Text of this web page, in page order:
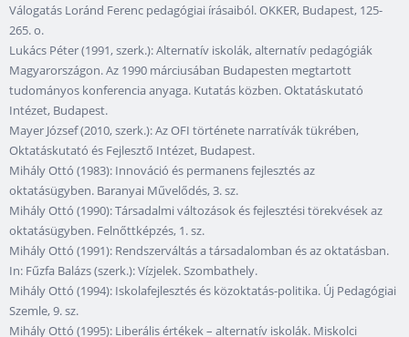
Válogatás Loránd Ferenc pedagógiai írásaiból. OKKER, Budapest, 125-
265. o.
Lukács Péter (1991, szerk.): Alternatív iskolák, alternatív pedagógiák
Magyarországon. Az 1990 márciusában Budapesten megtartott
tudományos konferencia anyaga. Kutatás közben. Oktatáskutató
Intézet, Budapest.
Mayer József (2010, szerk.): Az OFI története narratívák tükrében,
Oktatáskutató és Fejlesztő Intézet, Budapest.
Mihály Ottó (1983): Innováció és permanens fejlesztés az
oktatásügyben. Baranyai Művelődés, 3. sz.
Mihály Ottó (1990): Társadalmi változások és fejlesztési törekvések az
oktatásügyben. Felnőttképzés, 1. sz.
Mihály Ottó (1991): Rendszerváltás a társadalomban és az oktatásban.
In: Fűzfa Balázs (szerk.): Vízjelek. Szombathely.
Mihály Ottó (1994): Iskolafejlesztés és közoktatás-politika. Új Pedagógiai
Szemle, 9. sz.
Mihály Ottó (1995): Liberális értékek – alternatív iskolák. Miskolci